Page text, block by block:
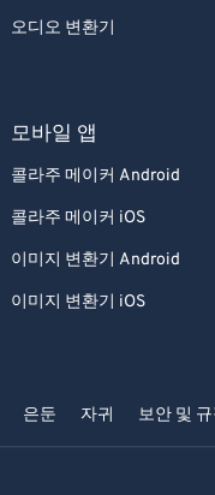
오디오 변환기
모바일 앱
콜라주 메이커 Android
콜라주 메이커 iOS
이미지 변환기 Android
이미지 변환기 iOS
은둔 자귀 보안 및